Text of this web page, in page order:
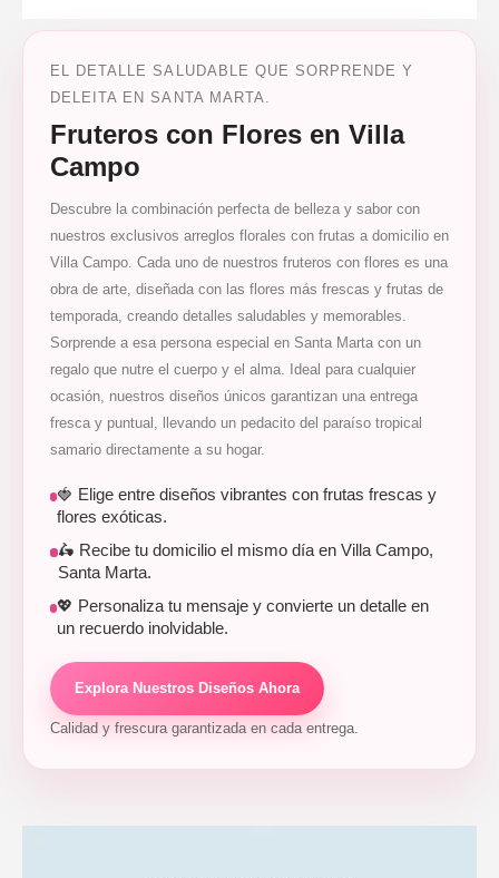
EL DETALLE SALUDABLE QUE SORPRENDE Y
DELEITA EN SANTA MARTA.
Fruteros con Flores en Villa
Campo
Descubre la combinación perfecta de belleza y sabor con
nuestros exclusivos arreglos florales con frutas a domicilio en
Villa Campo. Cada uno de nuestros fruteros con flores es una
obra de arte, diseñada con las flores más frescas y frutas de
temporada, creando detalles saludables y memorables.
Sorprende a esa persona especial en Santa Marta con un
regalo que nutre el cuerpo y el alma. Ideal para cualquier
ocasión, nuestros diseños únicos garantizan una entrega
fresca y puntual, llevando un pedacito del paraíso tropical
samario directamente a su hogar.
🍓 Elige entre diseños vibrantes con frutas frescas y
flores exóticas.
🛵 Recibe tu domicilio el mismo día en Villa Campo,
Santa Marta.
💖 Personaliza tu mensaje y convierte un detalle en
un recuerdo inolvidable.
Explora Nuestros Diseños Ahora
Calidad y frescura garantizada en cada entrega.